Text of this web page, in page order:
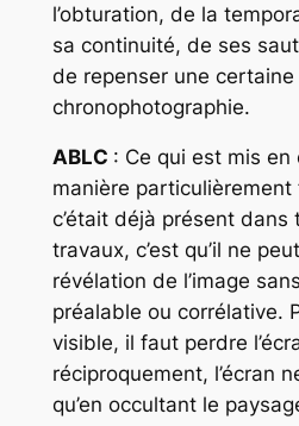
l’obturation, de la
sa continuité, de ses
de repenser une
chronophotographie.
ABLC : Ce qui est mis en
manière
c’était déjà présent dans
travaux, c’est qu’il ne
révélation de l’image
préalable ou corrélative.
visible, il faut perdre
réciproquement, l’écran
qu’en occultant le